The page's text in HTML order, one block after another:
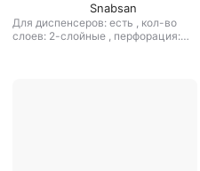
Snabsan
Для диспенсеров: есть , кол-во
слоев: 2-слойные , перфорация: